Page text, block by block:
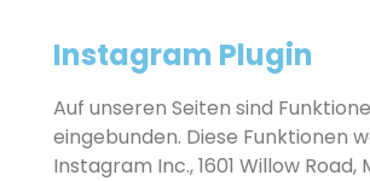
Instagram Plugin
Auf unseren Seiten sind
eingebunden. Diese Funktionen
Instagram Inc., 1601 Willow Road,